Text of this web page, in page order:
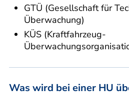
GTÜ (Gesellschaft für
Überwachung)
KÜS (Kraftfahrzeug-
Was wird bei einer HU